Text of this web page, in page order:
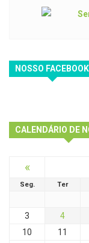
NOSSO FACEBOOK
CALENDÁRIO DE
«
Seg. Ter
3
4
10
11